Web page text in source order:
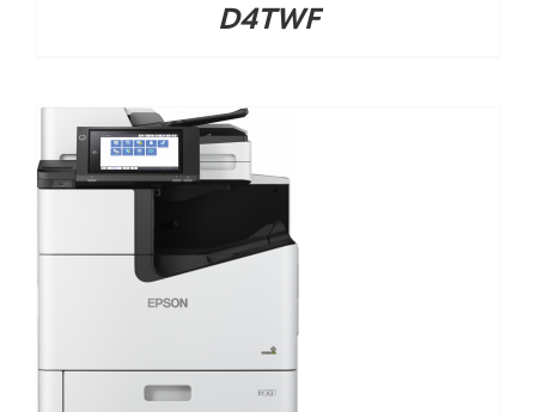
D4TWF